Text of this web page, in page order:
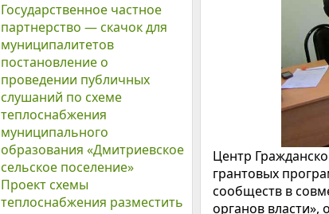
Государственное частное
партнерство — скачок для
муниципалитетов
постановление о
проведении публичных
слушаний по схеме
теплоснабжения
муниципального
образования «Дмитриевское
сельское поселение»
Проект схемы
теплоснабжения разместить
Центр
грантовых
сообществ в
органов